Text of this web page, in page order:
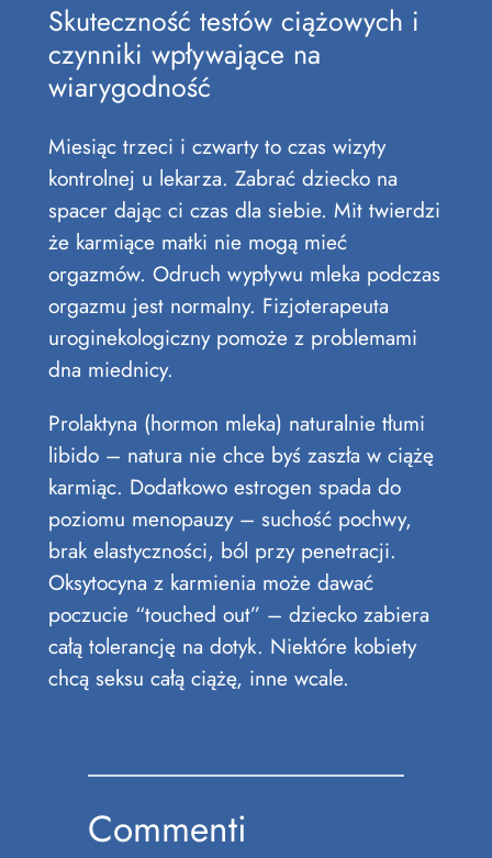
Skuteczność testów ciążowych i
czynniki wpływające na
wiarygodność
Miesiąc trzeci i czwarty to czas wizyty
kontrolnej u lekarza. Zabrać dziecko na
spacer dając ci czas dla siebie. Mit twierdzi
że karmiące matki nie mogą mieć
orgazmów. Odruch wypływu mleka podczas
orgazmu jest normalny. Fizjoterapeuta
uroginekologiczny pomoże z problemami
dna miednicy.
Prolaktyna (hormon mleka) naturalnie tłumi
libido – natura nie chce byś zaszła w ciążę
karmiąc. Dodatkowo estrogen spada do
poziomu menopauzy – suchość pochwy,
brak elastyczności, ból przy penetracji.
Oksytocyna z karmienia może dawać
poczucie “touched out” – dziecko zabiera
całą tolerancję na dotyk. Niektóre kobiety
chcą seksu całą ciążę, inne wcale.
Commenti